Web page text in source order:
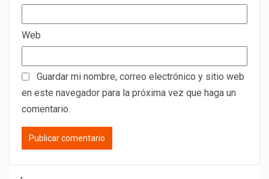
Web
Guardar mi nombre, correo electrónico y sitio web
en este navegador para la próxima vez que haga un
comentario.